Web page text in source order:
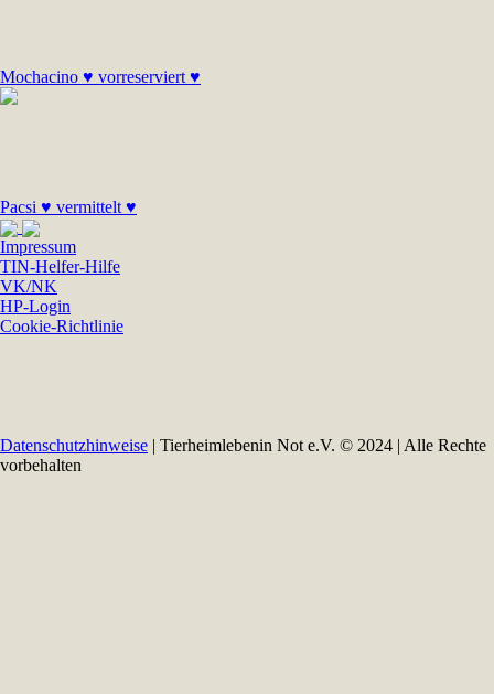
Mochacino ♥ vorreserviert ♥
Pacsi ♥ vermittelt ♥
Impressum
TIN-Helfer-Hilfe
VK/NK
HP-Login
Cookie-Richtlinie
Datenschutzhinweise | Tierheimlebenin Not e.V. © 2024 | Alle Rechte
vorbehalten